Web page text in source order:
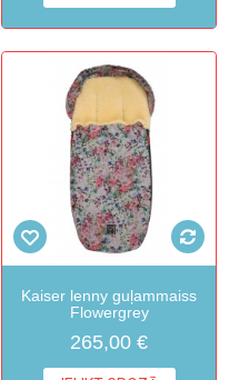
Kaiser lenny guļammaiss
Flowergrey
265,00 €